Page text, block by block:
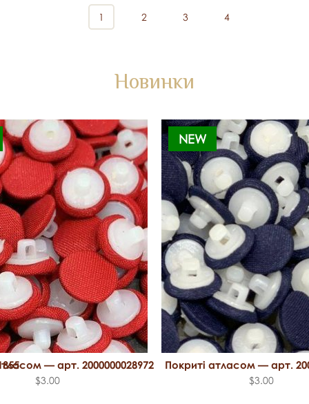
1 2 3 4
Новинки
— арт. 2000000028972
$3.00
NEW
Покриті атласом — арт.
$3.00